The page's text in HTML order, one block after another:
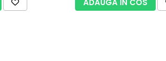
ADAUGA IN COS